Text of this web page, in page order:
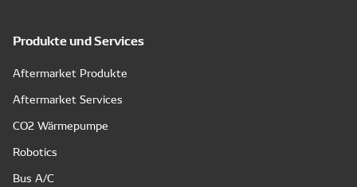
Produkte und Services
Aftermarket Produkte
Aftermarket Services
CO2 Wärmepumpe
Robotics
Bus A/C